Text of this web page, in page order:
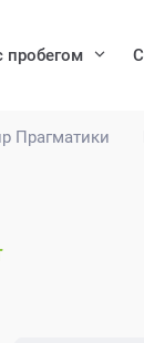
Прагматики
пробегом